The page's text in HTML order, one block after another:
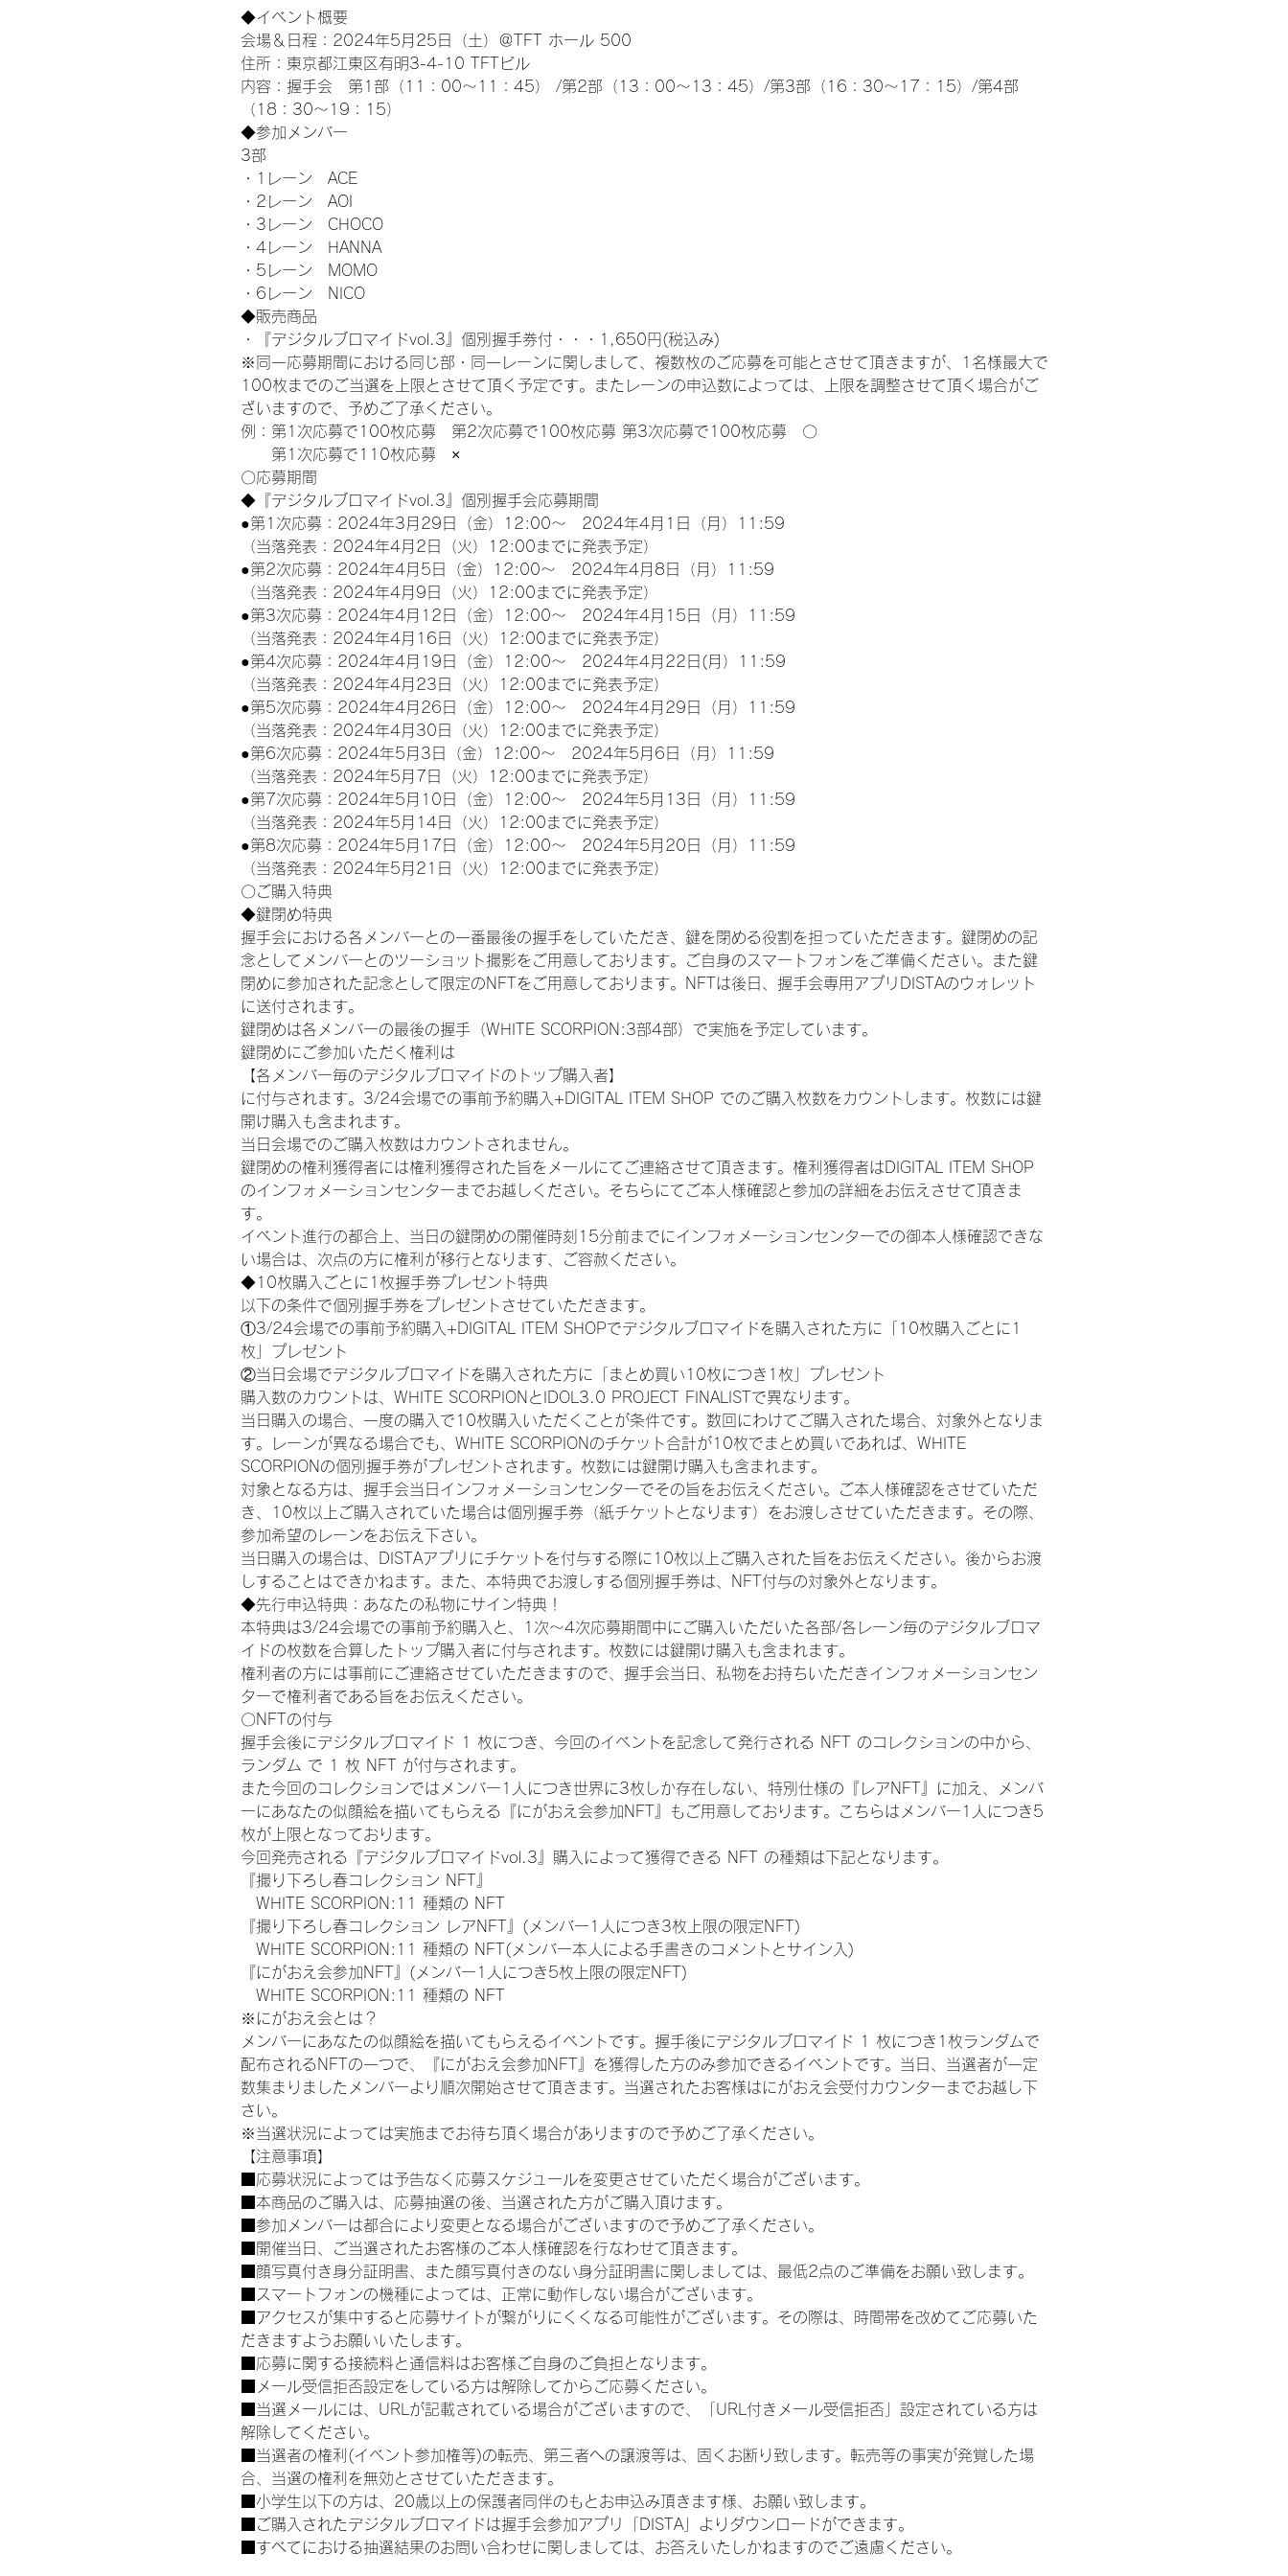
◆イベント概要
会場＆日程：2024年5月25日（土）＠TFT ホール 500
住所：東京都江東区有明3-4-10 TFTビル
内容：握手会　第1部（11：00～11：45） /第2部（13：00～13：45）/第3部（16：30～17：15）/第4部
（18：30～19：15）
◆参加メンバー
3部
・1レーン　ACE
・2レーン　AOI
・3レーン　CHOCO
・4レーン　HANNA
・5レーン　MOMO
・6レーン　NICO
◆販売商品
・『デジタルブロマイドvol.3』個別握手券付・・・1,650円(税込み)
※同一応募期間における同じ部・同一レーンに関しまして、複数枚のご応募を可能とさせて頂きますが、1名様最大で
100枚までのご当選を上限とさせて頂く予定です。またレーンの申込数によっては、上限を調整させて頂く場合がご
ざいますので、予めご了承ください。
例：第1次応募で100枚応募　第2次応募で100枚応募 第3次応募で100枚応募　〇
第1次応募で110枚応募　×
〇応募期間
◆『デジタルブロマイドvol.3』個別握手会応募期間
●第1次応募：2024年3月29日（金）12:00～　2024年4月1日（月）11:59
（当落発表：2024年4月2日（火）12:00までに発表予定）
●第2次応募：2024年4月5日（金）12:00～　2024年4月8日（月）11:59
（当落発表：2024年4月9日（火）12:00までに発表予定）
●第3次応募：2024年4月12日（金）12:00～　2024年4月15日（月）11:59
（当落発表：2024年4月16日（火）12:00までに発表予定）
●第4次応募：2024年4月19日（金）12:00～　2024年4月22日(月）11:59
（当落発表：2024年4月23日（火）12:00までに発表予定）
●第5次応募：2024年4月26日（金）12:00～　2024年4月29日（月）11:59
（当落発表：2024年4月30日（火）12:00までに発表予定）
●第6次応募：2024年5月3日（金）12:00～　2024年5月6日（月）11:59
（当落発表：2024年5月7日（火）12:00までに発表予定）
●第7次応募：2024年5月10日（金）12:00～　2024年5月13日（月）11:59
（当落発表：2024年5月14日（火）12:00までに発表予定）
●第8次応募：2024年5月17日（金）12:00～　2024年5月20日（月）11:59
（当落発表：2024年5月21日（火）12:00までに発表予定）
〇ご購入特典
◆鍵閉め特典
握手会における各メンバーとの一番最後の握手をしていただき、鍵を閉める役割を担っていただきます。鍵閉めの記
念としてメンバーとのツーショット撮影をご用意しております。ご自身のスマートフォンをご準備ください。また鍵
閉めに参加された記念として限定のNFTをご用意しております。NFTは後日、握手会専用アプリDISTAのウォレット
に送付されます。
鍵閉めは各メンバーの最後の握手（WHITE SCORPION:3部4部）で実施を予定しています。
鍵閉めにご参加いただく権利は
【各メンバー毎のデジタルブロマイドのトップ購入者】
に付与されます。3/24会場での事前予約購入+DIGITAL ITEM SHOP でのご購入枚数をカウントします。枚数には鍵
開け購入も含まれます。
当日会場でのご購入枚数はカウントされません。
鍵閉めの権利獲得者には権利獲得された旨をメールにてご連絡させて頂きます。権利獲得者はDIGITAL ITEM SHOP
のインフォメーションセンターまでお越しください。そちらにてご本人様確認と参加の詳細をお伝えさせて頂きま
す。
イベント進行の都合上、当日の鍵閉めの開催時刻15分前までにインフォメーションセンターでの御本人様確認できな
い場合は、次点の方に権利が移行となります、ご容赦ください。
◆10枚購入ごとに1枚握手券プレゼント特典
以下の条件で個別握手券をプレゼントさせていただきます。
①3/24会場での事前予約購入+DIGITAL ITEM SHOPでデジタルブロマイドを購入された方に「10枚購入ごとに1
枚」プレゼント
②当日会場でデジタルブロマイドを購入された方に「まとめ買い10枚につき1枚」プレゼント
購入数のカウントは、WHITE SCORPIONとIDOL3.0 PROJECT FINALISTで異なります。
当日購入の場合、一度の購入で10枚購入いただくことが条件です。数回にわけてご購入された場合、対象外となりま
す。レーンが異なる場合でも、WHITE SCORPIONのチケット合計が10枚でまとめ買いであれば、WHITE
SCORPIONの個別握手券がプレゼントされます。枚数には鍵開け購入も含まれます。
対象となる方は、握手会当日インフォメーションセンターでその旨をお伝えください。ご本人様確認をさせていただ
き、10枚以上ご購入されていた場合は個別握手券（紙チケットとなります）をお渡しさせていただきます。その際、
参加希望のレーンをお伝え下さい。
当日購入の場合は、DISTAアプリにチケットを付与する際に10枚以上ご購入された旨をお伝えください。後からお渡
しすることはできかねます。また、本特典でお渡しする個別握手券は、NFT付与の対象外となります。
◆先行申込特典：あなたの私物にサイン特典！
本特典は3/24会場での事前予約購入と、1次〜4次応募期間中にご購入いただいた各部/各レーン毎のデジタルブロマ
イドの枚数を合算したトップ購入者に付与されます。枚数には鍵開け購入も含まれます。
権利者の方には事前にご連絡させていただきますので、握手会当日、私物をお持ちいただきインフォメーションセン
ターで権利者である旨をお伝えください。
〇NFTの付与
握手会後にデジタルブロマイド 1 枚につき、今回のイベントを記念して発行される NFT のコレクションの中から、
ランダム で 1 枚 NFT が付与されます。
また今回のコレクションではメンバー1人につき世界に3枚しか存在しない、特別仕様の『レアNFT』に加え、メンバ
ーにあなたの似顔絵を描いてもらえる『にがおえ会参加NFT』もご用意しております。こちらはメンバー1人につき5
枚が上限となっております。
今回発売される『デジタルブロマイドvol.3』購入によって獲得できる NFT の種類は下記となります。
『撮り下ろし春コレクション NFT』
WHITE SCORPION:11 種類の NFT
『撮り下ろし春コレクション レアNFT』(メンバー1人につき3枚上限の限定NFT)
WHITE SCORPION:11 種類の NFT(メンバー本人による手書きのコメントとサイン入)
『にがおえ会参加NFT』(メンバー1人につき5枚上限の限定NFT)
WHITE SCORPION:11 種類の NFT
※にがおえ会とは？
メンバーにあなたの似顔絵を描いてもらえるイベントです。握手後にデジタルブロマイド 1 枚につき1枚ランダムで
配布されるNFTの一つで、『にがおえ会参加NFT』を獲得した方のみ参加できるイベントです。当日、当選者が一定
数集まりましたメンバーより順次開始させて頂きます。当選されたお客様はにがおえ会受付カウンターまでお越し下
さい。
※当選状況によっては実施までお待ち頂く場合がありますので予めご了承ください。
【注意事項】
■応募状況によっては予告なく応募スケジュールを変更させていただく場合がございます。
■本商品のご購入は、応募抽選の後、当選された方がご購入頂けます。
■参加メンバーは都合により変更となる場合がございますので予めご了承ください。
■開催当日、ご当選されたお客様のご本人様確認を行なわせて頂きます。
■顔写真付き身分証明書、また顔写真付きのない身分証明書に関しましては、最低2点のご準備をお願い致します。
■スマートフォンの機種によっては、正常に動作しない場合がございます。
■アクセスが集中すると応募サイトが繋がりにくくなる可能性がございます。その際は、時間帯を改めてご応募いた
だきますようお願いいたします。
■応募に関する接続料と通信料はお客様ご自身のご負担となります。
■メール受信拒否設定をしている方は解除してからご応募ください。
■当選メールには、URLが記載されている場合がございますので、「URL付きメール受信拒否」設定されている方は
解除してください。
■当選者の権利(イベント参加権等)の転売、第三者への譲渡等は、固くお断り致します。転売等の事実が発覚した場
合、当選の権利を無効とさせていただきます。
■小学生以下の方は、20歳以上の保護者同伴のもとお申込み頂きます様、お願い致します。
■ご購入されたデジタルブロマイドは握手会参加アプリ「DISTA」よりダウンロードができます。
■すべてにおける抽選結果のお問い合わせに関しましては、お答えいたしかねますのでご遠慮ください。